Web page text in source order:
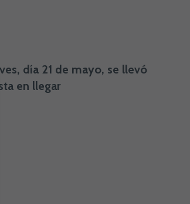
día 21 de mayo, se llevó
en llegar